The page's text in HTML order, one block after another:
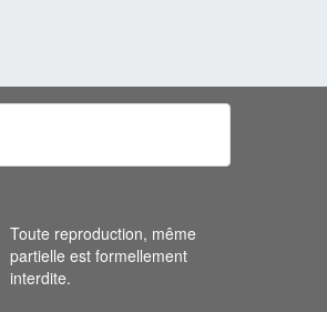
Toute reproduction, même
partielle est formellement
interdite.